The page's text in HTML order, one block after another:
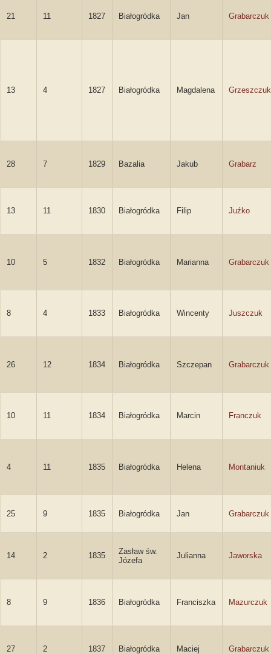
21 11 1827 Białogródka Jan Grabarczuk
13 4 1827 Białogródka Magdalena Grzeszczuk
28 7 1829 Bazalia Jakub Grabarz
13 11 1830 Białogródka Filip Juźko
10 5 1832 Białogródka Marianna Grabarczuk
8 4 1833 Białogródka Wincenty Juszczuk
26 12 1834 Białogródka Szczepan Grabarczuk
10 11 1834 Białogródka Marcin Franczuk
4 11 1835 Białogródka Helena Montaniuk
25 9 1835 Białogródka Jan Grabarczuk
14 2 1835
Zasław św.
Józefa
Julianna Jaworska
8 9 1836 Białogródka Franciszka Mazurczuk
27 2 1837 Białogródka Maciej Grabarczuk